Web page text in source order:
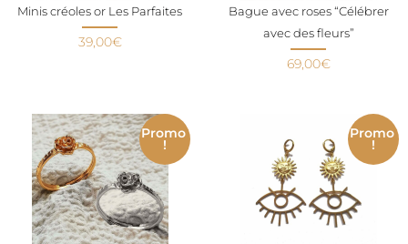
Minis créoles or Les Parfaites
39,00€
Bague avec roses “Célébrer
avec des fleurs”
69,00€
Promo
!
Promo
!